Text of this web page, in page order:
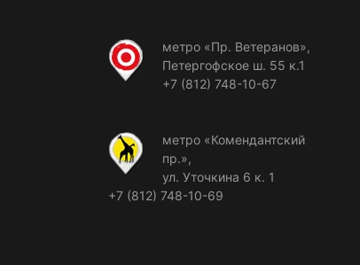
метро «Пр. Ветеранов»,
Петергофское ш. 55 к.1
+7 (812) 748-10-67
метро «Комендантский
пр.»,
ул. Уточкина 6 к. 1
+7 (812) 748-10-69